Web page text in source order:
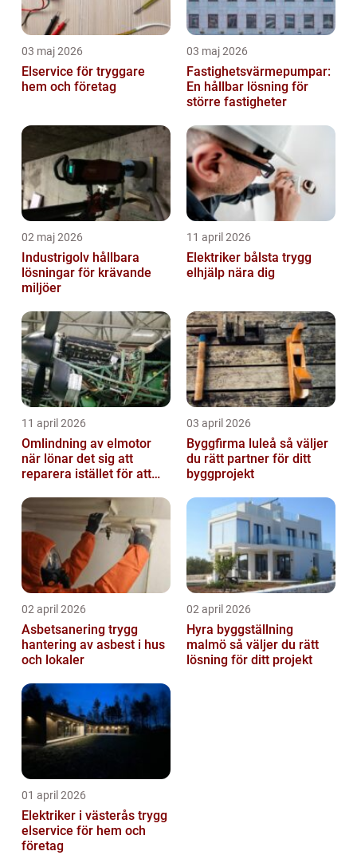
03 maj 2026
Elservice för tryggare
hem och företag
03 maj 2026
Fastighetsvärmepumpar:
En hållbar lösning för
större fastigheter
02 maj 2026
Industrigolv hållbara
lösningar för krävande
miljöer
11 april 2026
Elektriker bålsta trygg
elhjälp nära dig
11 april 2026
Omlindning av elmotor
när lönar det sig att
reparera istället för att
03 april 2026
Byggfirma luleå så väljer
du rätt partner för ditt
byggprojekt
02 april 2026
Asbetsanering trygg
hantering av asbest i hus
och lokaler
02 april 2026
Hyra byggställning
malmö så väljer du rätt
lösning för ditt projekt
01 april 2026
Elektriker i västerås trygg
elservice för hem och
företag